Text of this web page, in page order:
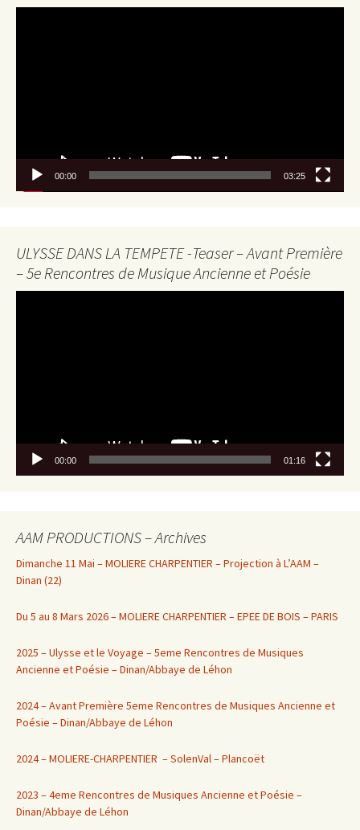
00:00 03:25
ULYSSE DANS LA TEMPETE -Teaser – Avant Première
– 5e Rencontres de Musique Ancienne et Poésie
00:00 01:16
AAM PRODUCTIONS – Archives
Dimanche 11 Mai – MOLIERE CHARPENTIER – Projection à L’AAM –
Dinan (22)
Du 5 au 8 Mars 2026 – MOLIERE CHARPENTIER – EPEE DE BOIS – PARIS
2025 – Ulysse et le Voyage – 5eme Rencontres de Musiques
Ancienne et Poésie – Dinan/Abbaye de Léhon
2024 – Avant Première 5eme Rencontres de Musiques Ancienne et
Poésie – Dinan/Abbaye de Léhon
2024 – MOLIERE-CHARPENTIER – SolenVal – Plancoët
2023 – 4eme Rencontres de Musiques Ancienne et Poésie –
Dinan/Abbaye de Léhon